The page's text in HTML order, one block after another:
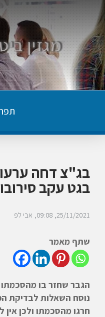
בג"צ דחה
בגט עקב
25/11/2021
09:08 אבי לפ
שתף מאמר
הגבר שחזר בו מהסכמתו
נוסח השאלות לבדיקת
חרגו מהסכמתו ולכן אין